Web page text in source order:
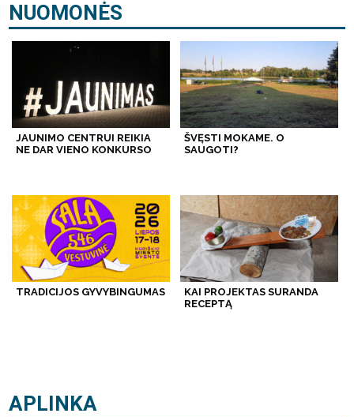
NUOMONĖS
JAUNIMO CENTRUI REIKIA
NE DAR VIENO KONKURSO
ŠVĘSTI MOKAME. O
SAUGOTI?
TRADICIJOS GYVYBINGUMAS
KAI PROJEKTAS SURANDA
RECEPTĄ
APLINKA